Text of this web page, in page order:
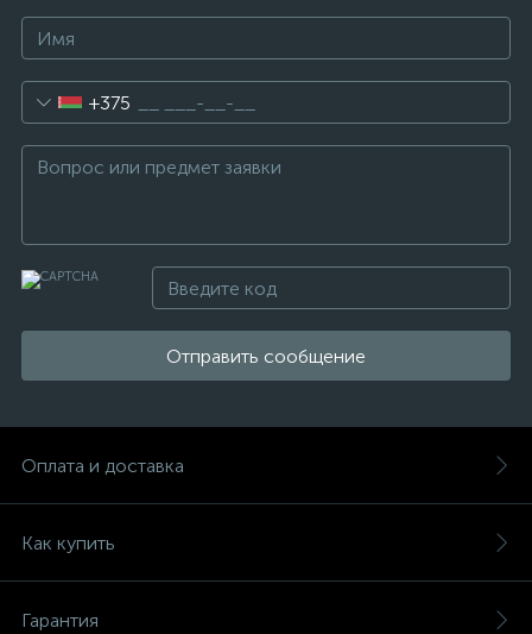
+375
Отправить сообщение
Оплата и доставка
Как купить
Гарантия